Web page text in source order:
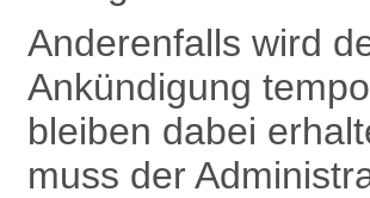
Anderenfalls wird
Ankündigung
bleiben dabei
muss der